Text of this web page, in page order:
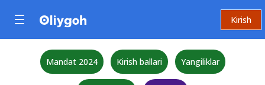
Kirish
Mandat 2024 Kirish ballari Yangiliklar